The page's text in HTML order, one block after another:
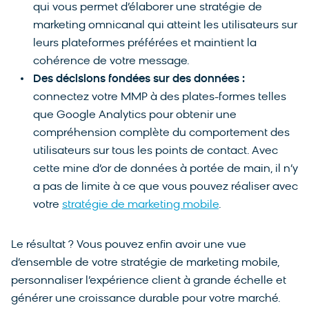
qui vous permet d’élaborer une stratégie de
marketing omnicanal qui atteint les utilisateurs sur
leurs plateformes préférées et maintient la
cohérence de votre message.
Des décisions fondées sur des données :
connectez votre MMP à des plates-formes telles
que Google Analytics pour obtenir une
compréhension complète du comportement des
utilisateurs sur tous les points de contact. Avec
cette mine d’or de données à portée de main, il n’y
a pas de limite à ce que vous pouvez réaliser avec
votre stratégie de marketing mobile.
Le résultat ? Vous pouvez enfin avoir une vue
d’ensemble de votre stratégie de marketing mobile,
personnaliser l’expérience client à grande échelle et
générer une croissance durable pour votre marché.